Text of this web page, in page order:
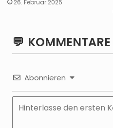
26. Februar 2025
KOMMENTARE
Abonnieren